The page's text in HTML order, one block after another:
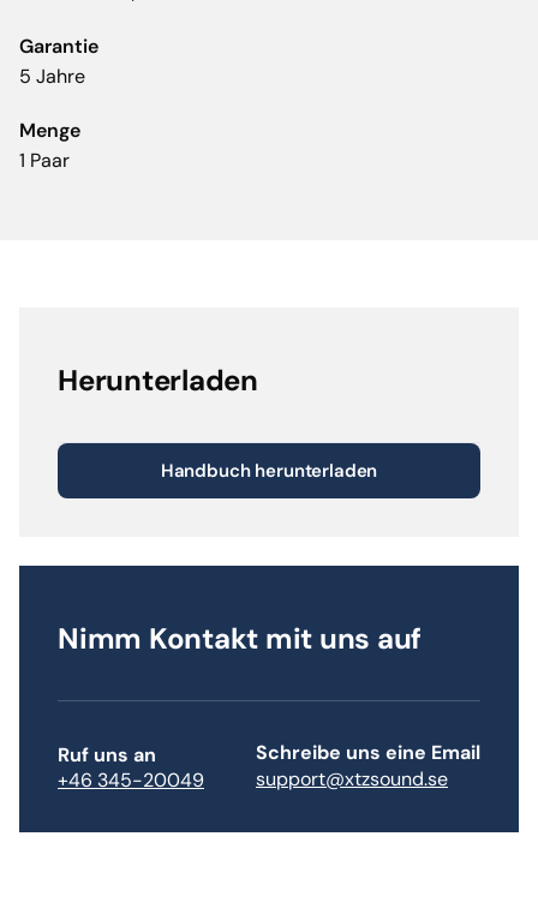
Garantie
5 Jahre
Menge
1 Paar
Herunterladen
Handbuch herunterladen
Nimm Kontakt mit uns auf
Ruf uns an
+46 345-20049
Schreibe uns eine Email
support@xtzsound.se